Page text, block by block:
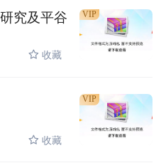
究及平谷
收藏
VIP
收藏
VIP